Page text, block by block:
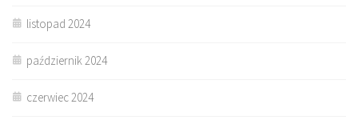
listopad 2024
październik 2024
czerwiec 2024